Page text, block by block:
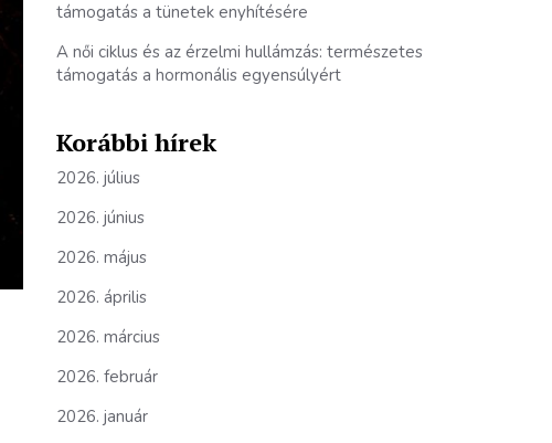
támogatás a tünetek enyhítésére
A női ciklus és az érzelmi hullámzás: természetes
támogatás a hormonális egyensúlyért
Korábbi hírek
2026. július
2026. június
2026. május
2026. április
2026. március
2026. február
2026. január